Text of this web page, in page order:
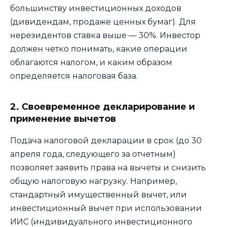
большинству инвестиционных доходов
(дивидендам, продаже ценных бумаг). Для
нерезидентов ставка выше — 30%. Инвестор
должен четко понимать, какие операции
облагаются налогом, и каким образом
определяется налоговая база.
2. Своевременное декларирование и
применение вычетов
Подача налоговой декларации в срок (до 30
апреля года, следующего за отчетным)
позволяет заявить права на вычеты и снизить
общую налоговую нагрузку. Например,
стандартный имущественный вычет, или
инвестиционный вычет при использовании
ИИС (индивидуального инвестиционного